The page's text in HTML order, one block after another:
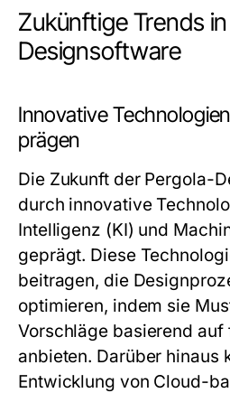
Zukünftige Trends
Designsoftware
Innovative
prägen
Die Zukunft der Pergola-
durch innovative
Intelligenz (KI) und
geprägt. Diese
beitragen, die
optimieren, indem sie
Vorschläge basierend auf
anbieten. Darüber hinaus
Entwicklung von Cloud-